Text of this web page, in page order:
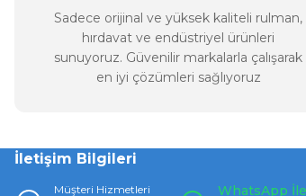
Sadece orijinal ve yüksek kaliteli rulman,
hırdavat ve endüstriyel ürünleri
sunuyoruz. Güvenilir markalarla çalışarak
en iyi çözümleri sağlıyoruz
İletişim Bilgileri
Müşteri Hizmetleri WhatsApp